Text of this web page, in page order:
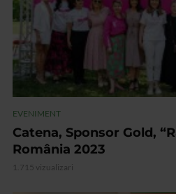
EVENIMENT
Catena, Sponsor Gold,
România 2023
1.715 vizualizari